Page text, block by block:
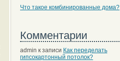
Что такое комбинированные дома?
Комментарии
admin к записи Как переделать
гипсокартонный потолок?